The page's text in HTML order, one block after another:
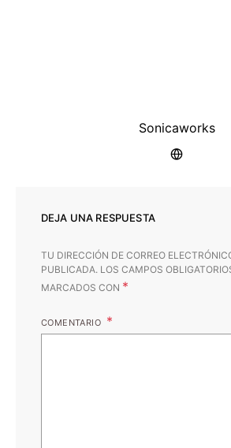
Sonicaworks
DEJA UNA RESPUESTA
TU DIRECCIÓN DE CORREO
PUBLICADA. LOS CAMPOS
MARCADOS CON *
COMENTARIO